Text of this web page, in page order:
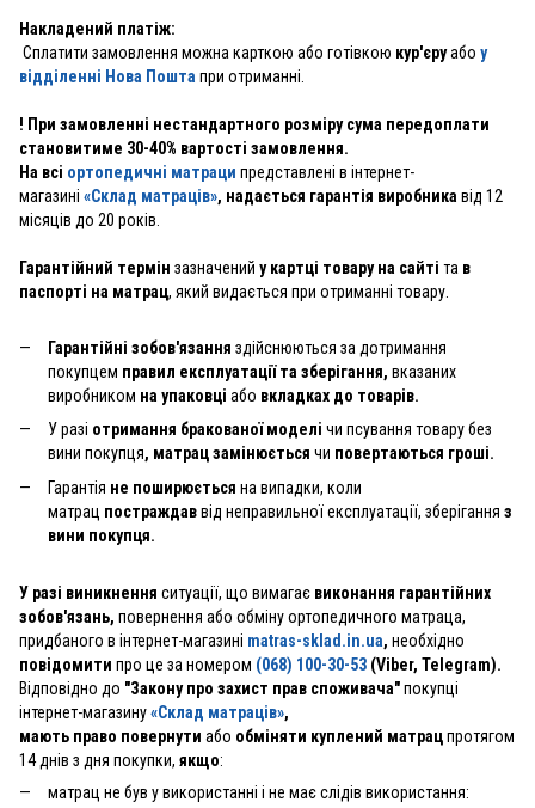
Накладений платіж:
Сплатити замовлення можна карткою або готівкою кур'єруабо у
відділенні Нова Пошта при отриманні.
! При замовленні нестандартного розміру сума передоплати
становитиме 30-40% вартості замовлення.
На всі ортопедичні матраци представлені в інтернет-
магазині «Склад матраців», надається гарантія виробника від 12
місяців до 20 років.
Гарантійний термін зазначений у картці товару на сайті та в
паспорті на матрац, який видається при отриманні товару.
Гарантійні зобов'язання здійснюються за дотримання
покупцем правил експлуатації та зберігання, вказаних
виробником на упаковці або вкладках до товарів.
У разі отримання бракованої моделі чи псування товару без
вини покупця, матрац замінюється чи повертаються гроші.
Гарантія не поширюється на випадки, коли
матрац постраждаввід неправильної експлуатації, зберігання з
вини покупця.
У разі виникнення ситуації, що вимагає виконання гарантійних
зобов'язань, повернення або обміну ортопедичного матраца,
придбаного в інтернет-магазині matras-sklad.in.ua, необхідно
повідомити про це за номером (068) 100-30-53 (Viber, Telegram).
Відповідно до "Закону про захист прав споживача"покупці
інтернет-магазину«Склад матраців»,
мають право повернути або обміняти куплений матрацпротягом
14 днів з дня покупки, якщо:
матрац не був у використанні і не має слідів використання: